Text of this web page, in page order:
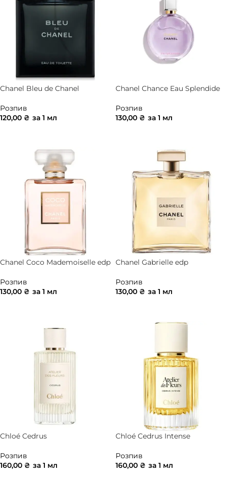
Chanel Bleu de Chanel
Розпив
120,00 ₴ за 1 мл
Chanel Chance Eau Splendide
Розпив
130,00 ₴ за 1 мл
Chanel Coco Mademoiselle edp
Розпив
130,00 ₴ за 1 мл
Chanel Gabrielle edp
Розпив
130,00 ₴ за 1 мл
Chloé Cedrus
Розпив
160,00 ₴ за 1 мл
Chloé Cedrus Intense
Розпив
160,00 ₴ за 1 мл